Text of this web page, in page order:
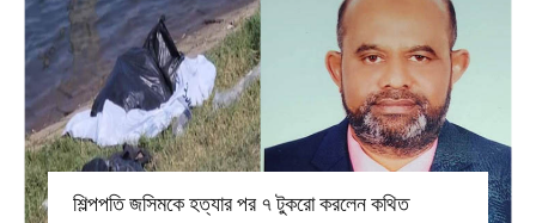
শিল্পপতি জসিমকে হত্যার পর ৭ টুকরো করলেন কথিত